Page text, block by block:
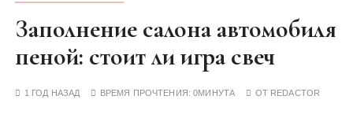
Заполнение салона автомобиля
пеной: стоит ли игра свеч
1 ГОД НАЗАД ВРЕМЯ ПРОЧТЕНИЯ:0МИНУТА ОТ REDACTOR